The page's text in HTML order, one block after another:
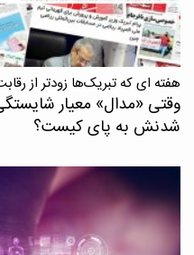
هفته ای که تبریک‌ها زودتر از
وقتی «مدال‌» معیار
شدنش به پای کیست؟